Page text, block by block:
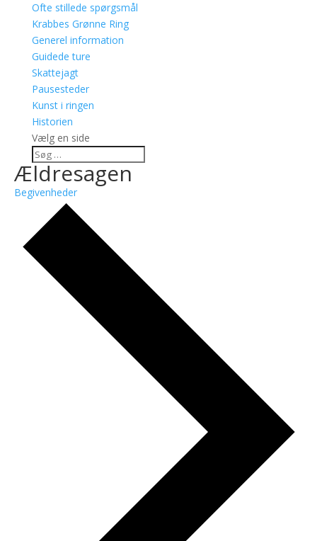
Ofte stillede spørgsmål
Krabbes Grønne Ring
Generel information
Guidede ture
Skattejagt
Pausesteder
Kunst i ringen
Historien
Vælg en side
Ældresagen
Begivenheder